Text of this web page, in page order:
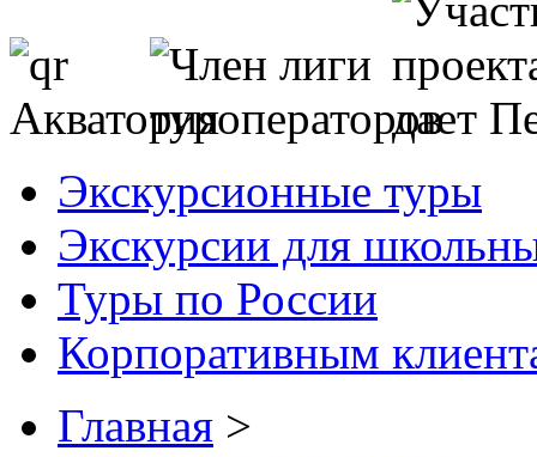
Экскурсионные туры
Экскурсии для
Туры по России
Корпоративным
Главная >